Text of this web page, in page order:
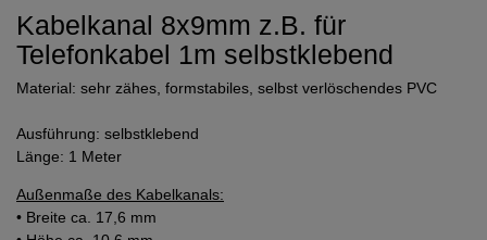
Kabelkanal 8x9mm z.B. für
Telefonkabel 1m selbstklebend
Material: sehr zähes, formstabiles, selbst verlöschendes PVC
Ausführung: selbstklebend
Länge: 1 Meter
Außenmaße des Kabelkanals:
• Breite ca. 17,6 mm